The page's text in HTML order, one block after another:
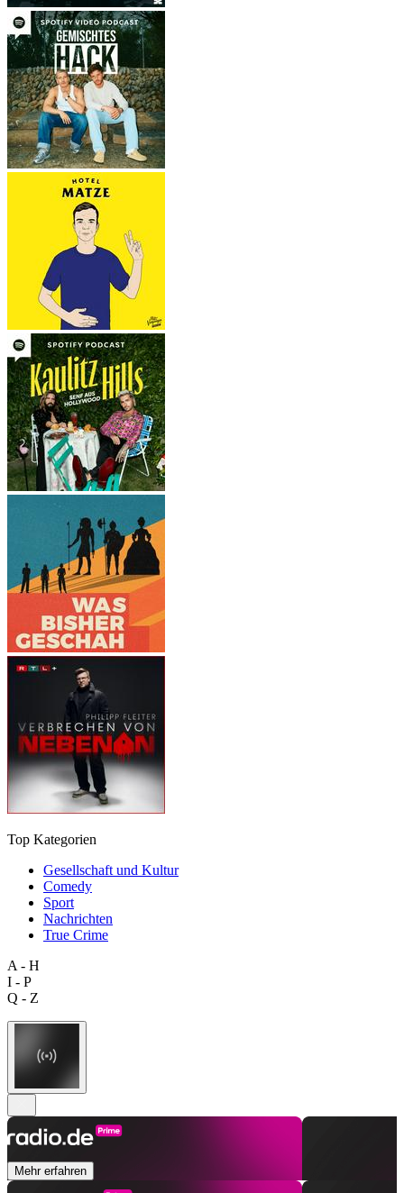
Top Kategorien
Gesellschaft und Kultur
Comedy
Sport
Nachrichten
True Crime
A - H
I - P
Q - Z
Mehr erfahren